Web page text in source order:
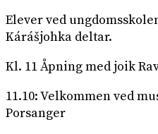
Elever ved
Kárášjohka deltar.
Kl. 11 Åpning med joik
11.10: Velkommen ved
Porsanger